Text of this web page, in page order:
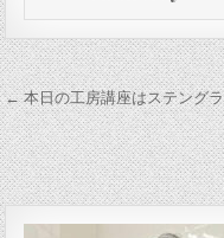
投稿ナビゲー
← 本日の工房講座はステング